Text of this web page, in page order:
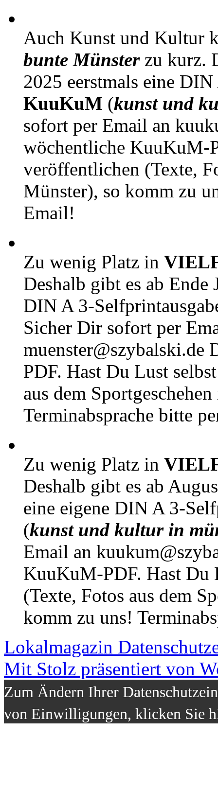
Auch Kunst und Kultur
bunte Münsterzu kurz.
2025 eerstmals eine
KuuKuM (kunst und
sofort per Email an
wöchentliche KuuKuM-
veröffentlichen (Texte,
Münster), so komm zu
Email!
Zu wenig Platz in
Deshalb gibt es ab Ende
DIN A 3-
Sicher Dir sofort per
muenster@szybalski.de
PDF. Hast Du Lust
aus dem
Terminabsprache bitte
Zu wenig Platz in
Deshalb gibt es ab
eine eigene DIN A 3-
(kunst und kultur in
Email an
KuuKuM-PDF. Hast Du
(Texte, Fotos aus dem
komm zu uns!
Lokalmagazin
Mit Stolz präsentiert von
Zum Ändern Ihrer
von Einwilligungen, klicken Sie